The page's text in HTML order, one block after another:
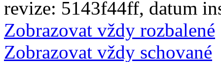
revize: 5143f44ff, datum
Zobrazovat vždy rozbalené
Zobrazovat vždy schované